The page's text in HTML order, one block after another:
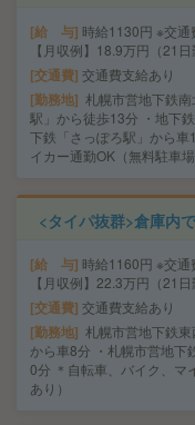
給 与 時給1130円 ※交通
【月収例】18.9万円（21
交通費 交通費支給あり
勤務地 札幌市営地下鉄
駅」から徒歩13分 ・地下
下鉄「さっぽろ駅」から
イカー通勤OK（無料駐車場
<タイパ抜群>倉庫内
給 与 時給1160円 ※交通
【月収例】22.3万円（21日
交通費 交通費支給あり
勤務地 札幌市営地下鉄東
から車8分 ・札幌市営地下
0分 ＊自転車、バイク、マ
あり）